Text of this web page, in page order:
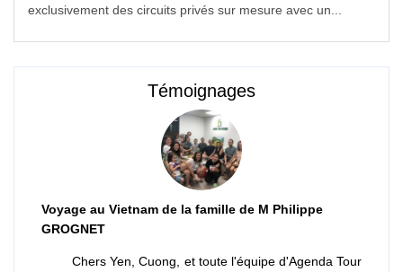
exclusivement des circuits privés sur mesure avec un...
Témoignages
Voyage au Vietnam de la famille de M Philippe
GROGNET
Chers Yen, Cuong, et toute l'équipe d'Agenda Tour